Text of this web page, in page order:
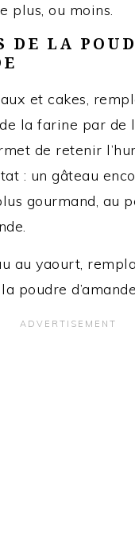
plus, ou moins.
DE LA
et cakes,
la farine par de
de retenir
: un gâteau
gourmand, au
au yaourt,
poudre